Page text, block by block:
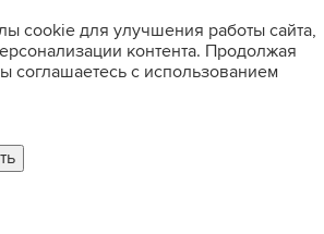
cookie для улучшения работы сайта,
контента. Продолжая
соглашаетесь с использованием